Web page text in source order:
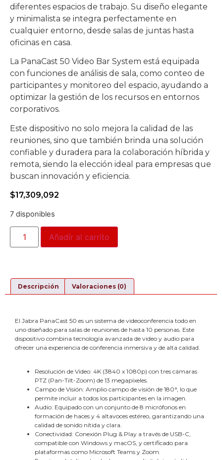
diferentes espacios de trabajo. Su diseño elegante
y minimalista se integra perfectamente en
cualquier entorno, desde salas de juntas hasta
oficinas en casa.
La PanaCast 50 Video Bar System está equipada
con funciones de análisis de sala, como conteo de
participantes y monitoreo del espacio, ayudando a
optimizar la gestión de los recursos en entornos
corporativos.
Este dispositivo no solo mejora la calidad de las
reuniones, sino que también brinda una solución
confiable y duradera para la colaboración híbrida y
remota, siendo la elección ideal para empresas que
buscan innovación y eficiencia.
$17,309,092
7 disponibles
Añadir al carrito
Descripción Valoraciones (0)
El Jabra PanaCast 50 es un sistema de videoconferencia todo en
uno diseñado para salas de reuniones de hasta 10 personas. Este
dispositivo combina tecnología avanzada de video y audio para
ofrecer una experiencia de conferencia inmersiva y de alta calidad.
Resolución de Video: 4K (3840 x 1080p) con tres cámaras
PTZ (Pan-Tilt-Zoom) de 13 megapíxeles.
Campo de Visión: Amplio campo de visión de 180°, lo que
permite incluir a todos los participantes en la imagen.
Audio: Equipado con un conjunto de 8 micrófonos en
formación de haces y 4 altavoces estéreo, garantizando una
calidad de sonido nítida y clara.
Conectividad: Conexión Plug & Play a través de USB-C,
compatible con Windows y macOS, y certificado para
plataformas como Microsoft Teams y Zoom.